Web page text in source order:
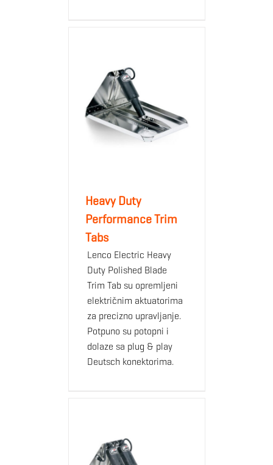
Heavy Duty
Performance Trim
Tabs
Lenco Electric Heavy
Duty Polished Blade
Trim Tab su opremljeni
električnim aktuatorima
za precizno upravljanje.
Potpuno su potopni i
dolaze sa plug & play
Deutsch konektorima.